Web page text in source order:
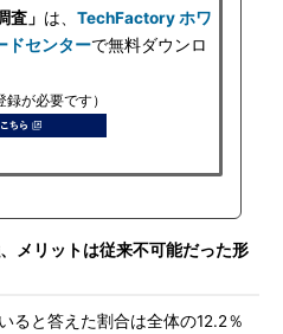
査」 は、 TechFactory ホワ
ドセンターで無料ダウンロ
録が必要です）
メリットは従来不可能だった形
と答えた割合は全体の12.2％